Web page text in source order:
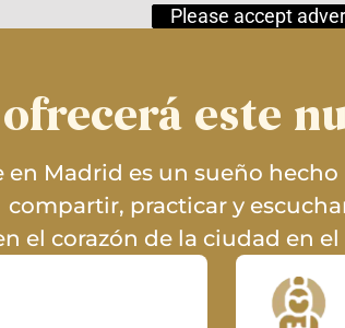
Please accept
este
en Madrid es un sueño
compartir, practicar y
el corazón de la ciudad en